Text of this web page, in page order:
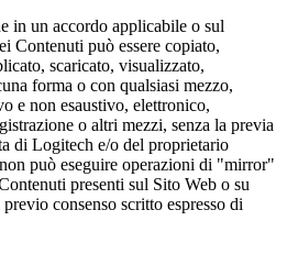
in un accordo applicabile o sul
Contenuti può essere copiato,
scaricato, visualizzato,
forma o con qualsiasi mezzo,
e non esaustivo, elettronico,
o altri mezzi, senza la previa
di Logitech e/o del proprietario
può eseguire operazioni di "mirror"
presenti sul Sito Web o su
consenso scritto espresso di